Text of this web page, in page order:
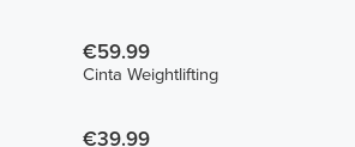
€59.99
Cinta Weightlifting
€39.99